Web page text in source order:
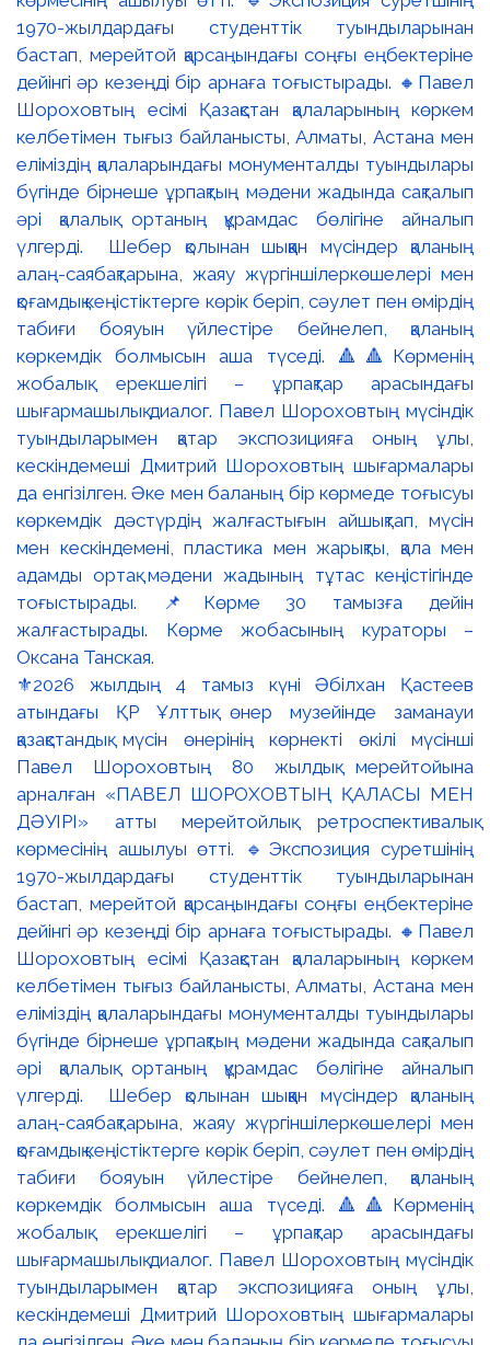
⚜️2026 жылдың 4 тамыз күні Әбілхан Қастеев
атындағы ҚР Ұлттық өнер музейінде заманауи
қазақстандық мүсін өнерінің көрнекті өкілі мүсінші
Павел Шороховтың 80 жылдық мерейтойына
арналған «ПАВЕЛ ШОРОХОВТЫҢ ҚАЛАСЫ МЕН
ДӘУІРІ» атты мерейтойлық ретроспективалық
көрмесінің ашылуы өтті. 🔹Экспозиция суретшінің
1970-жылдардағы студенттік туындыларынан
бастап, мерейтой қарсаңындағы соңғы еңбектеріне
дейінгі әр кезеңді бір арнаға тоғыстырады. 🔸Павел
Шороховтың есімі Қазақстан қалаларының көркем
келбетімен тығыз байланысты, Алматы, Астана мен
еліміздің қалаларындағы монументалды туындылары
бүгінде бірнеше ұрпақтың мәдени жадында сақталып
әрі қалалық ортаның құрамдас бөлігіне айналып
үлгерді. Шебер қолынан шыққан мүсіндер қаланың
алаң-саябақтарына, жаяу жүргіншілеркөшелері мен
қоғамдық кеңістіктерге көрік беріп, сәулет пен өмірдің
табиғи бояуын үйлестіре бейнелеп, қаланың
көркемдік болмысын аша түседі. 🔺🔺Көрменің
жобалық ерекшелігі – ұрпақтар арасындағы
шығармашылық диалог. Павел Шороховтың мүсіндік
туындыларымен қатар экспозицияға оның ұлы,
кескіндемеші Дмитрий Шороховтың шығармалары